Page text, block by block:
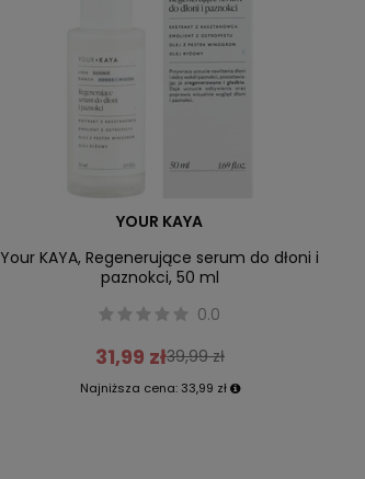
YOUR KAYA
Your KAYA, Regenerujące serum do dłoni i
paznokci, 50 ml
0.0
31,99 zł39,99 zł
Najniższa cena: 33,99 zł